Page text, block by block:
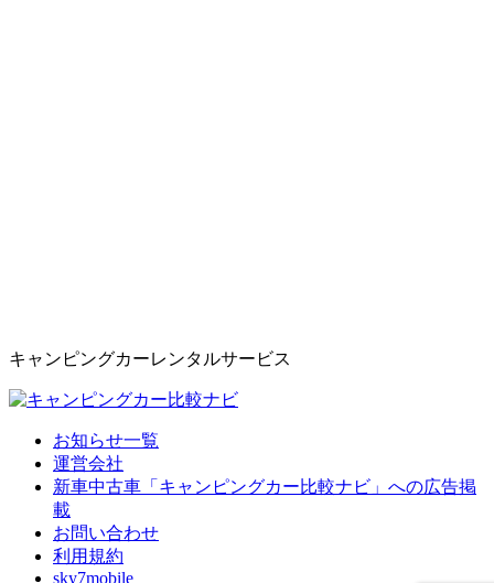
キャンピングカーレンタルサービス
お知らせ一覧
運営会社
新車中古車「キャンピングカー比較ナビ」への広告掲
載
お問い合わせ
利用規約
sky7mobile